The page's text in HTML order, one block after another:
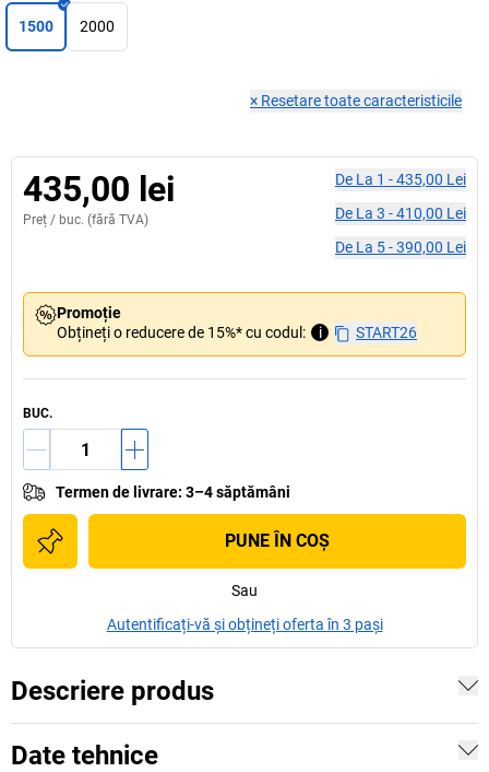
1500 2000
× Resetare toate caracteristicile
435,00 lei
Preț / buc. (fără TVA)
De La 1 -435,00 Lei
De La 3 -410,00 Lei
De La 5-390,00 Lei
Promoție
Obțineți o reducere de 15%* cu codul:
i START26
BUC.
Termen de livrare: 3–4 săptămâni
PUNE ÎN COŞ
Sau
Autentificați-vă și obțineți oferta în 3 pași
Descriere produs
Date tehnice